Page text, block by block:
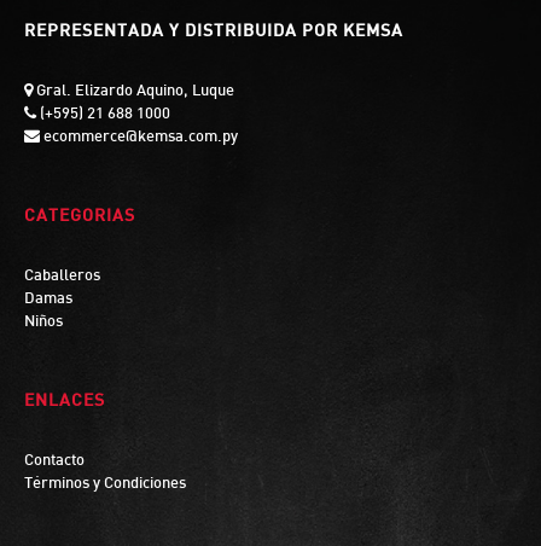
REPRESENTADA Y DISTRIBUIDA POR KEMSA
Gral. Elizardo Aquino, Luque
(+595) 21 688 1000
ecommerce@kemsa.com.py
CATEGORIAS
Caballeros
Damas
Niños
ENLACES
Contacto
Términos y Condiciones